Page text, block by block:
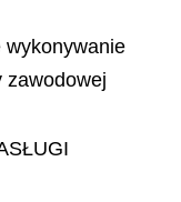
wykonywanie
zawodowej